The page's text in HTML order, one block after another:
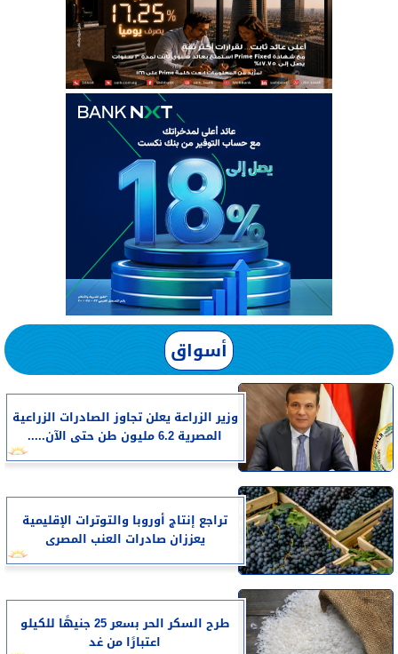
أسواق
وزير الزراعة يعلن تجاوز الصادرات الزراعية
المصرية 6.2 مليون طن حتى الآن.....
تراجع إنتاج أوروبا والتوترات الإقليمية
يعززان صادرات العنب المصرى
طرح السكر الحر بسعر 25 جنيهًا للكيلو
اعتبارًا من غد